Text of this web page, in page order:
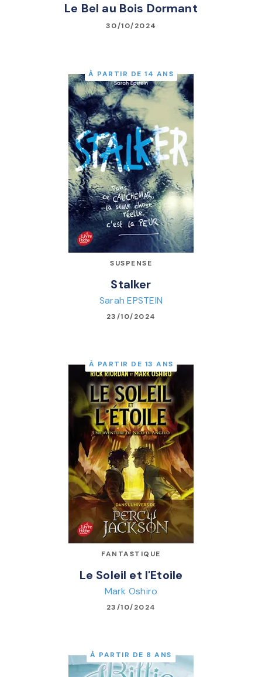
Le Bel au Bois Dormant
30/10/2024
À PARTIR DE 14 ANS
SUSPENSE
Stalker
Sarah EPSTEIN
23/10/2024
À PARTIR DE 13 ANS
FANTASTIQUE
Le Soleil et l'Etoile
Mark Oshiro
23/10/2024
À PARTIR DE 8 ANS